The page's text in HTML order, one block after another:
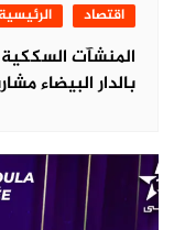
اقتصاد الرئيسية
المنشآت
بالدار البيضاء